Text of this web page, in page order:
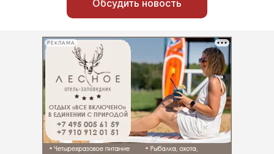
Обсудить новость
РЕКЛАМА